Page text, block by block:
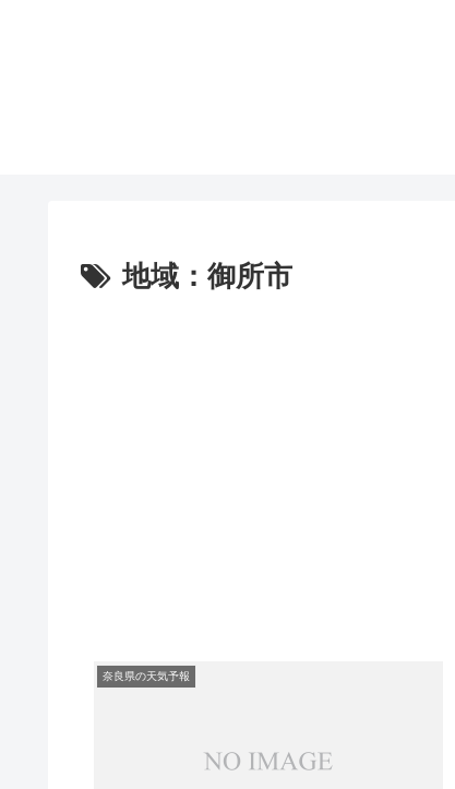
地域：御所市
奈良県の天気予報